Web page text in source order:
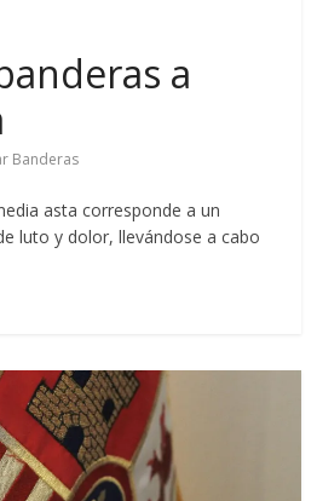
a
Banderas
asta corresponde a un
luto y dolor, llevándose a cabo